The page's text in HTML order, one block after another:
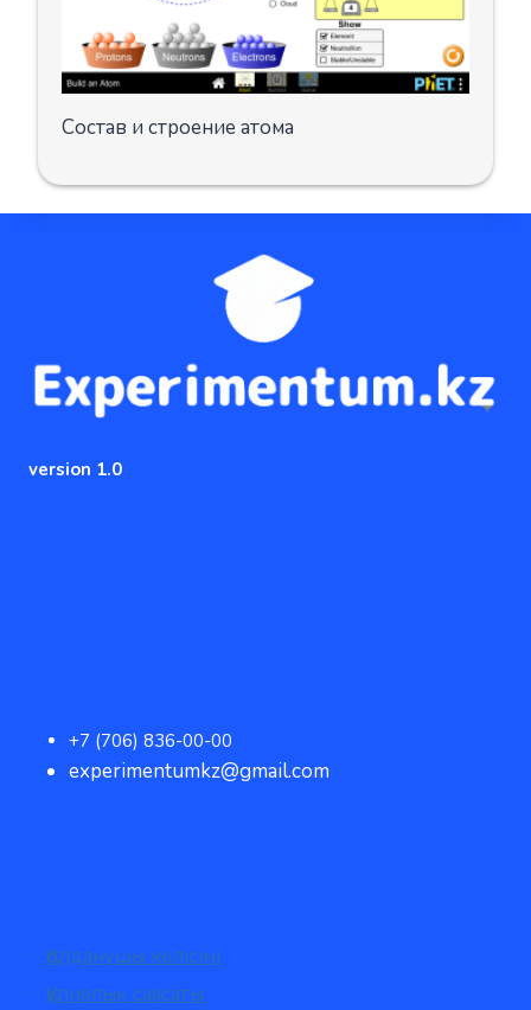
Состав и строение атома
version 1.0
+7 (706) 836-00-00
experimentumkz@gmail.com
Қолданушы келісімі
Құпиялық саясаты